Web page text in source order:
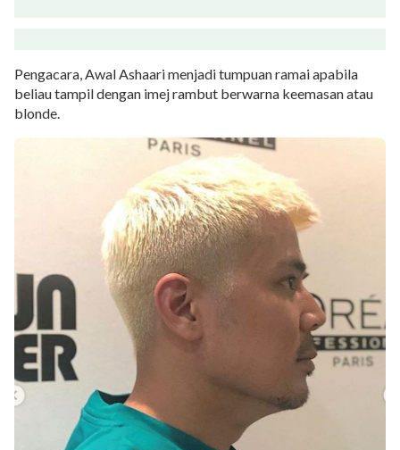
Pengacara, Awal Ashaari menjadi tumpuan ramai apabila
beliau tampil dengan imej rambut berwarna keemasan atau
blonde.